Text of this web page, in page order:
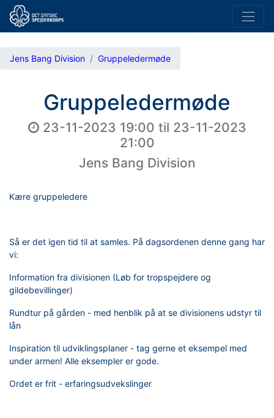
Jens Bang Division Gruppeledermøde
Gruppeledermøde
23-11-2023 19:00 til 23-11-2023
21:00
Jens Bang Division
Kære gruppeledere
Så er det igen tid til at samles. På dagsordenen denne gang har
vi:
Information fra divisionen (Løb for tropspejdere og
gildebevillinger)
Rundtur på gården - med henblik på at se divisionens udstyr til
lån
Inspiration til udviklingsplaner - tag gerne et eksempel med
under armen! Alle eksempler er gode.
Ordet er frit - erfaringsudvekslinger